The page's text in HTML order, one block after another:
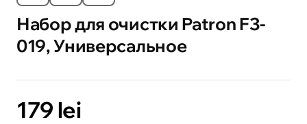
Набор для очистки Patron F3-
019, Универсальное
179 lei